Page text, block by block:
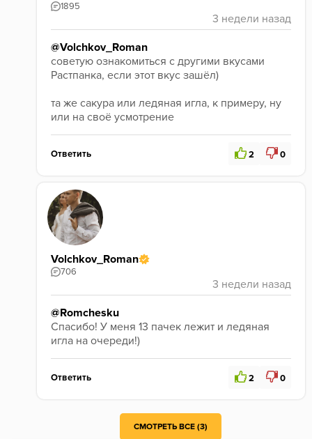
1895
@Volchkov_Roman
советую ознакомиться с другими вкусами
Растпанка, если этот вкус зашёл)
та же сакура или ледяная игла, к примеру, ну
или на своё усмотрение
Ответить 2 0
Volchkov_Roman
706
@Romchesku
Спасибо! У меня 13 пачек лежит и ледяная
игла на очереди!)
Ответить 2 0
СМОТРЕТЬ ВСЕ (3)